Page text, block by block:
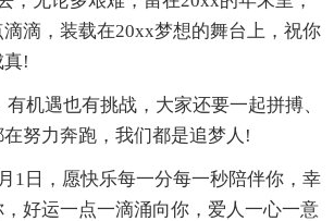
滴，装载在20xx梦想的舞台上，祝你
真!
有机遇也有挑战，大家还要一起拼搏、
努力奔跑，我们都是追梦人!
1日，愿快乐每一分每一秒陪伴你，幸
好运一点一滴涌向你，爱人一心一意